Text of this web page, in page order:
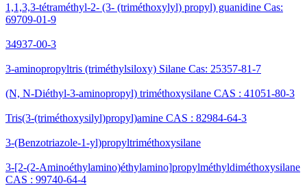
1,1,3,3-tétraméthyl-2- (3- (triméthoxylyl) propyl) guanidine Cas:
69709-01-9
34937-00-3
3-aminopropyltris (triméthylsiloxy) Silane Cas: 25357-81-7
(N, N-Diéthyl-3-aminopropyl) triméthoxysilane CAS : 41051-80-3
Tris(3-(triméthoxysilyl)propyl)amine CAS : 82984-64-3
3-(Benzotriazole-1-yl)propyltriméthoxysilane
3-[2-(2-Aminoéthylamino)éthylamino]propylméthyldiméthoxysilane
CAS : 99740-64-4